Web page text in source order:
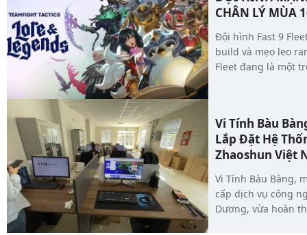
CHÂN LÝ MÙA
Đội hình Fast 9
build và mẹo leo
Fleet đang là một
cùng nguồn sát
Lucian, Miss
đây sẽ giúp bạn
trang bị và tối ưu
quả.
Vi Tính Bàu
Lắp Đặt Hệ
Zhaoshun Việt
Vi Tính Bàu Bàng,
cấp dịch vụ công
Dương, vừa hoàn